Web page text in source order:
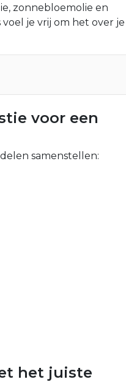
zonnebloemolie en
je vrij om het over je
voor een
samenstellen:
het juiste